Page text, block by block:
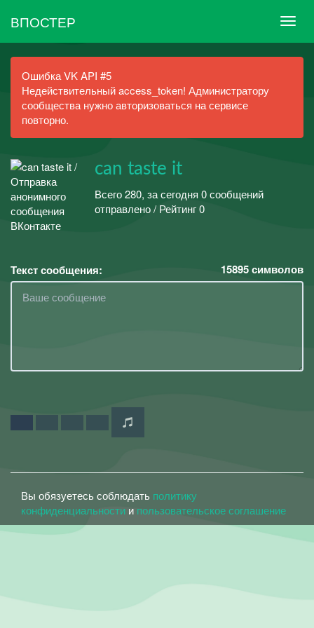
ВПОСТЕР
Ошибка VK API #5
Недействительный access_token! Администратору
сообщества нужно авторизоваться на сервисе
повторно.
can taste it
Всего 280, за сегодня 0 сообщений
отправлено / Рейтинг 0
Текст сообщения: 15895символов
Вы обязуетесь соблюдать политику
конфиденциальности и пользовательское соглашение